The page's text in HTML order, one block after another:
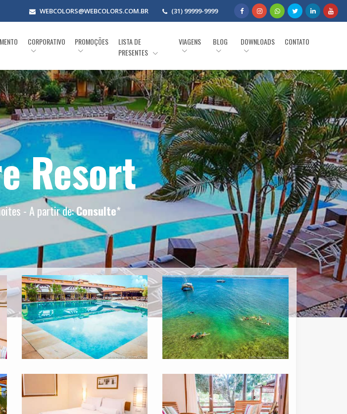
WEBCOLORS@WEBCOLORS.COM.BR (31) 99999-9999
CORPORATIVO PROMOÇÕES
LISTA DE
PRESENTES
VIAGENS BLOG DOWNLOADS CONTATO
Resort
- A partir de:Consulte*